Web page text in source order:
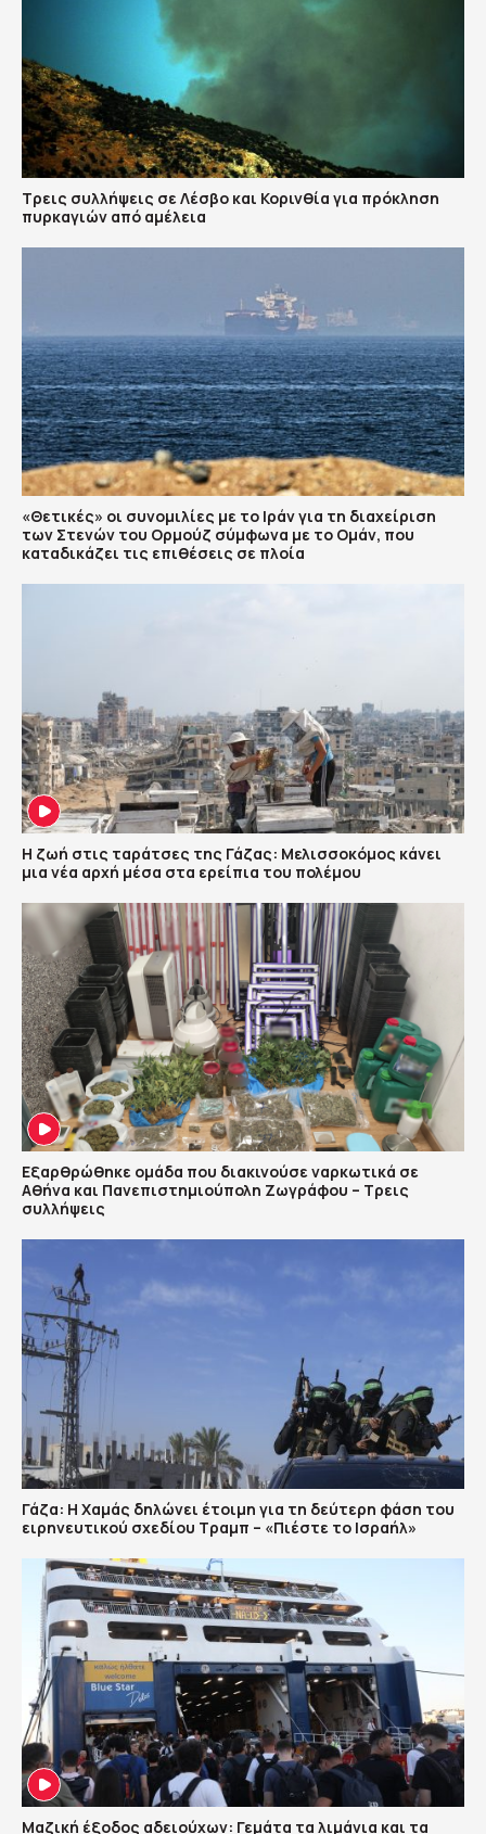
Τρεις συλλήψεις σε Λέσβο και Κορινθία για πρόκληση
πυρκαγιών από αμέλεια
«Θετικές» οι συνομιλίες με το Ιράν για τη διαχείριση
των Στενών του Ορμούζ σύμφωνα με το Ομάν, που
καταδικάζει τις επιθέσεις σε πλοία
Η ζωή στις ταράτσες της Γάζας: Μελισσοκόμος κάνει
μια νέα αρχή μέσα στα ερείπια του πολέμου
Εξαρθρώθηκε ομάδα που διακινούσε ναρκωτικά σε
Αθήνα και Πανεπιστημιούπολη Ζωγράφου – Τρεις
συλλήψεις
Γάζα: Η Χαμάς δηλώνει έτοιμη για τη δεύτερη φάση του
ειρηνευτικού σχεδίου Τραμπ – «Πιέστε το Ισραήλ»
Μαζική έξοδος αδειούχων: Γεμάτα τα λιμάνια και τα